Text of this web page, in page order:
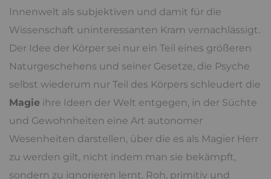
Innenwelt als subjektiven und damit für die
Wissenschaft uninteressanten Kram vernachlässigt.
Der Idee der Körper sei nur ein Teil eines größeren
Naturgeschehens und seiner Gesetze, die Psyche
selbst wiederum nur Teil des Körpers schleudert die
Magie ihre Ideen der Welt entgegen, in der Süchte
und Gewohnheiten eine Art autonomer
Wesenheiten darstellen, über die es als Magier Herr
zu werden gilt, nicht indem man sie bekämpft,
sondern zu ignorieren lernt. Roh, primitiv und